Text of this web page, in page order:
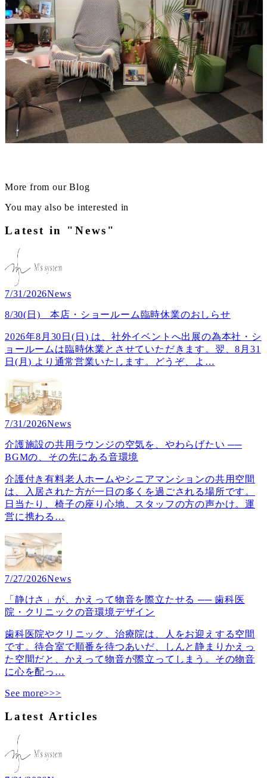
More from our Blog
You may also be interested in
Latest in "News"
7/31/2026News
8/30(日) 本店・ショールーム臨時休業のおしらせ
2026年8月30日(日) は、社外イベントへ出展の為本社・シ
ョールームは臨時休業とさせていただきます。翌、8月31
日(月) より通常営業いたします。どうぞ、よ …
7/31/2026News
介護施設の共用ラウンジの空気を、やわらげたい ──
BGMの、その先にある音環境
介護付き有料老人ホームやシニアマンションの共用空間
は、入居された方が一日の多くを過ごされる場所です。
日当たり、椅子の座り心地、スタッフの方の声かけ。運
営に携わる …
7/27/2026News
「静けさ」が、かえって物音を際立たせる ── 歯科医
院・クリニックの音環境デザイン
歯科医院やクリニック、治療院は、人をお迎えする空間
です。待合室で順番を待つあいだ、しんと静まりかえっ
た空間だと、かえって物音が際立ってしまう。その物音
に心を配っ …
See more>>>
Latest Articles